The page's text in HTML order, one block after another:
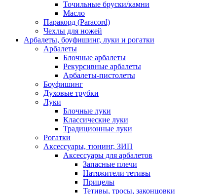
Точильные бруски/камни
Масло
Паракорд (Paracord)
Чехлы для ножей
Арбалеты, боуфишинг, луки и рогатки
Арбалеты
Блочные арбалеты
Рекурсивные арбалеты
Арбалеты-пистолеты
Боуфишинг
Духовые трубки
Луки
Блочные луки
Классические луки
Традиционные луки
Рогатки
Аксессуары, тюнинг, ЗИП
Аксессуары для арбалетов
Запасные плечи
Натяжители тетивы
Прицелы
Тетивы, тросы, законцовки